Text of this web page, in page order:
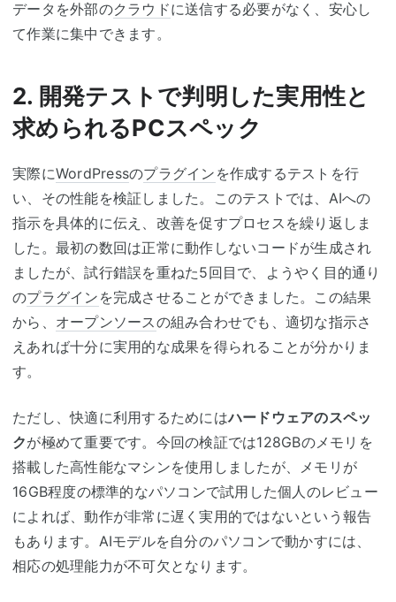
データを外部のクラウドに送信する必要がなく、安心し
て作業に集中できます。
2. 開発テストで判明した実用性と
求められるPCスペック
実際にWordPressのプラグイン を作成するテストを行
い、その性能を検証しました。このテストでは、AIへの
指示を具体的に伝え、改善を促すプロセスを繰り返しま
した。最初の数回は正常に動作しないコードが生成され
ましたが、試行錯誤を重ねた5回目で、ようやく目的通り
のプラグイン を完成させることができました。この結果
から、 オープンソースの組み合わせでも、適切な指示さ
えあれば十分に実用的な成果を得られることが分かりま
す。
ただし、快適に利用するためにはハードウェアのスペッ
クが極めて重要です。今回の検証では128GBのメモリを
搭載した高性能なマシンを使用しましたが、メモリが
16GB程度の標準的なパソコンで試用した個人のレビュー
によれば、動作が非常に遅く実用的ではないという報告
もあります。AIモデルを自分のパソコンで動かすには、
相応の処理能力が不可欠となります。